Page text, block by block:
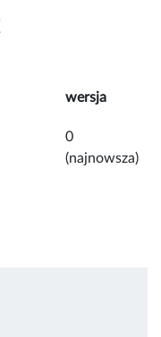
wersja
0
(najnowsza)